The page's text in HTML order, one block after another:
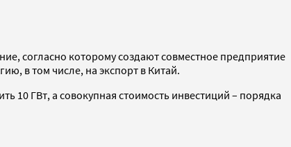
согласно которому создают совместное предприятие
в том числе, на экспорт в Китай.
10 ГВт, а совокупная стоимость инвестиций – порядка